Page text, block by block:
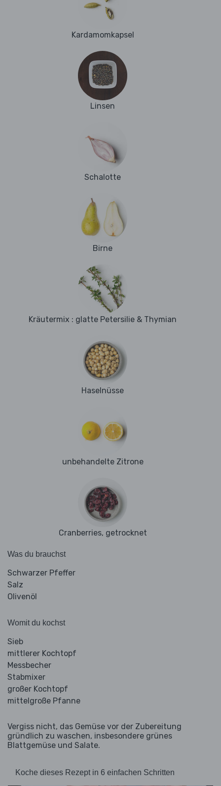
Kardamomkapsel
Linsen
Schalotte
Birne
Kräutermix : glatte Petersilie & Thymian
Haselnüsse
unbehandelte Zitrone
Cranberries, getrocknet
Was du brauchst
Schwarzer Pfeffer
Salz
Olivenöl
Womit du kochst
Sieb
mittlerer Kochtopf
Messbecher
Stabmixer
großer Kochtopf
mittelgroße Pfanne
Vergiss nicht, das Gemüse vor der Zubereitung
gründlich zu waschen, insbesondere grünes
Blattgemüse und Salate.
Koche dieses Rezept in 6 einfachen Schritten